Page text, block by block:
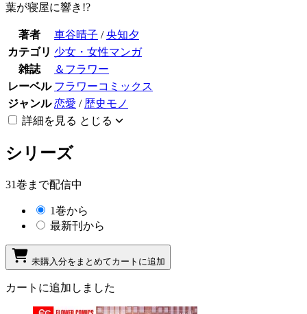
葉が寝屋に響き!?
著者 車谷晴子 /央知夕
カテゴリ 少女・女性マンガ
雑誌
＆フラワー
レーベル フラワーコミックス
ジャンル 恋愛 / 歴史モノ
詳細を見る とじる
シリーズ
31巻まで配信中
1巻から
最新刊から
未購入分をまとめてカートに追加
カートに追加しました